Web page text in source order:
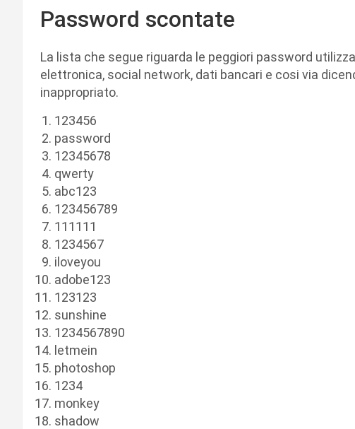
Password scontate
La lista che segue riguarda le peggiori password
elettronica, social network, dati bancari e cosi via
inappropriato.
123456
password
12345678
qwerty
abc123
123456789
111111
1234567
iloveyou
adobe123
123123
sunshine
1234567890
letmein
photoshop
1234
monkey
shadow